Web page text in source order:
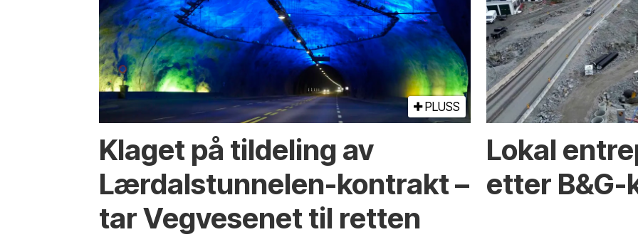
PLUSS
Klaget på tildeling av
Lærdalstunnelen-kontrakt –
tar Vegvesenet til retten
Lokal
etter B&G-